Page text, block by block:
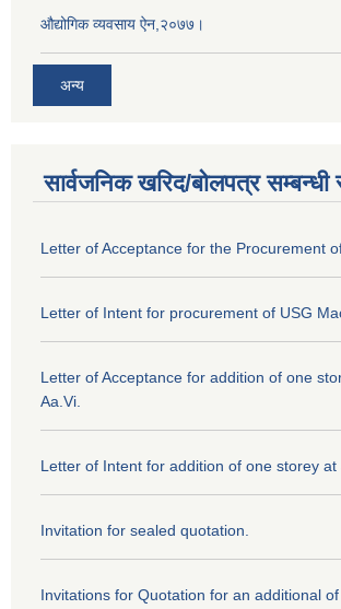
औद्योगिक व्यवसाय ऐन,२०७७।
अन्य
सार्वजनिक खरिद/बोलपत्र
Letter of Acceptance for the Procurement
Letter of Intent for procurement of USG
Letter of Acceptance for addition of one
Aa.Vi.
Letter of Intent for addition of one storey at
Invitation for sealed quotation.
Invitations for Quotation for an additional